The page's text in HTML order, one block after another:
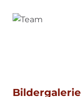
Bildergalerie